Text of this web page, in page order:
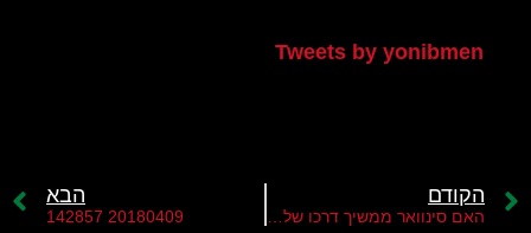
Tweets by yonibmen
הקודם הבא
20180409 142857